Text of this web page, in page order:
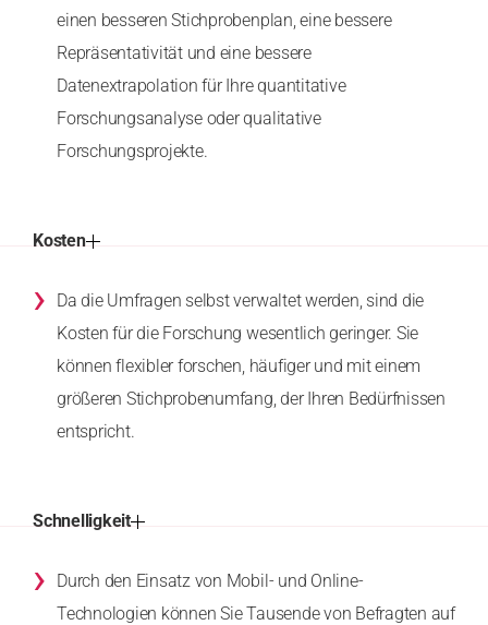
einen besseren Stichprobenplan, eine bessere
Repräsentativität und eine bessere
Datenextrapolation für Ihre quantitative
Forschungsanalyse oder qualitative
Forschungsprojekte.
Kosten
›
Da die Umfragen selbst verwaltet werden, sind die
Kosten für die Forschung wesentlich geringer. Sie
können flexibler forschen, häufiger und mit einem
größeren Stichprobenumfang, der Ihren Bedürfnissen
entspricht.
Schnelligkeit
›
Durch den Einsatz von Mobil- und Online-
Technologien können Sie Tausende von Befragten auf